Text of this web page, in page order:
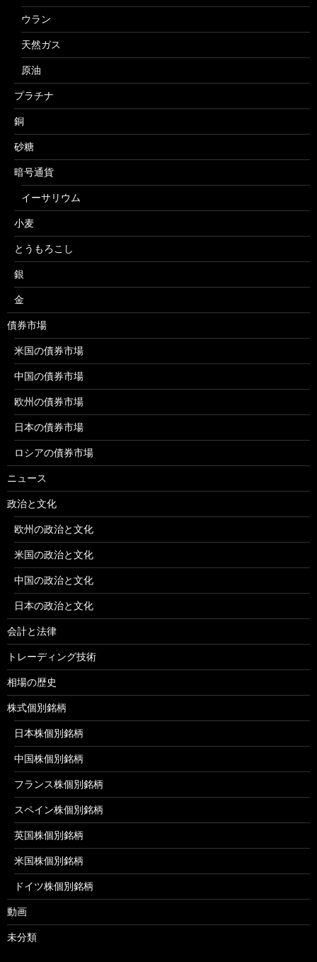
ウラン
天然ガス
原油
プラチナ
銅
砂糖
暗号通貨
イーサリウム
小麦
とうもろこし
銀
金
債券市場
米国の債券市場
中国の債券市場
欧州の債券市場
日本の債券市場
ロシアの債券市場
ニュース
政治と文化
欧州の政治と文化
米国の政治と文化
中国の政治と文化
日本の政治と文化
会計と法律
トレーディング技術
相場の歴史
株式個別銘柄
日本株個別銘柄
中国株個別銘柄
フランス株個別銘柄
スペイン株個別銘柄
英国株個別銘柄
米国株個別銘柄
ドイツ株個別銘柄
動画
未分類